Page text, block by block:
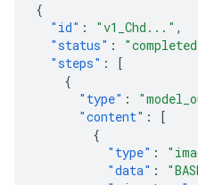
{
"id" : "v1_Chd..." ,
"status" :
"steps" :
[
{
"type" :
"content" :
[
{
"type" :
"data" :